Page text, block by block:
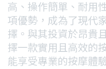
高、操作簡單、耐用
項優勢，成為了現代
擇。與其投資於昂貴
擇一款實用且高效的
能享受專業的按摩體